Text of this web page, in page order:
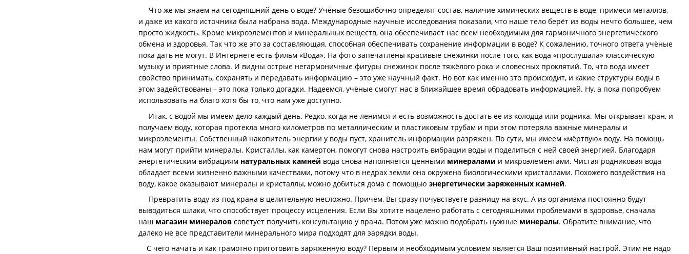
Что же мы знаем на сегодняшний день о воде? Учёные безошибочно определят состав, наличие химических веществ в воде, примеси металлов,
и даже из какого источника была набрана вода. Международные научные исследования показали, что наше тело берёт из воды нечто большее, чем
просто жидкость. Кроме микроэлементов и минеральных веществ, она обеспечивает нас всем необходимым для гармоничного энергетического
обмена и здоровья. Так что же это за составляющая, способная обеспечивать сохранение информации в воде? К сожалению, точного ответа учёные
пока дать не могут. В Интернете есть фильм «Вода». На фото запечатлены красивые снежинки после того, как вода «прослушала» классическую
музыку и приятные слова. И видны острые негармоничные фигуры снежинок после тяжёлого рока и словесных проклятий. То, что вода имеет
свойство принимать, сохранять и передавать информацию – это уже научный факт. Но вот как именно это происходит, и какие структуры воды в
этом задействованы – это пока только догадки. Надеемся, учёные смогут нас в ближайшее время обрадовать информацией. Ну, а пока попробуем
использовать на благо хотя бы то, что нам уже доступно.
Итак, с водой мы имеем дело каждый день. Редко, когда не ленимся и есть возможность достать её из колодца или родника. Мы открывает кран, и
получаем воду, которая протекла много километров по металлическим и пластиковым трубам и при этом потеряла важные минералы и
микроэлементы. Собственный накопитель энергии у воды пуст, хранитель информации разряжен. По сути, мы имеем «мёртвую» воду. На помощь
нам могут прийти минералы. Кристаллы, как камертон, помогут снова настроить вибрации воды и поделиться с ней своей энергией. Благодаря
энергетическим вибрациям натуральных камней вода снова наполняется ценными минералами и микроэлементами. Чистая родниковая вода
обладает всеми жизненно важными качествами, потому что в недрах земли она окружена биологическими кристаллами. Похожего воздействия на
воду, какое оказывают минералы и кристаллы, можно добиться дома с помощью энергетически заряженных камней.
Превратить воду из-под крана в целительную несложно. Причём, Вы сразу почувствуете разницу на вкус. А из организма постоянно будут
выводиться шлаки, что способствует процессу исцеления. Если Вы хотите нацелено работать с сегодняшними проблемами в здоровье, сначала
наш магазин минералов советует получить консультацию у врача. Потом уже можно подобрать нужные минералы. Обратите внимание, что
далеко не все представители минерального мира подходят для зарядки воды.
С чего начать и как грамотно приготовить заряженную воду? Первым и необходимым условием является Ваш позитивный настрой. Этим не надо